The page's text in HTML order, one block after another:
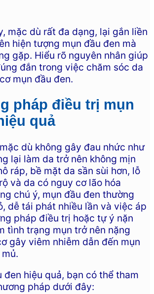
mặc dù rất đa dạng, lại gắn liền
hiện tượng mụn đầu đen mà
gặp. Hiểu rõ nguyên nhân giúp
đắn trong việc chăm sóc da
mụn đầu đen.
pháp điều trị mụn
quả
dù không gây đau nhức như
lại làm da trở nên không mịn
ráp, bề mặt da sần sùi hơn, lỗ
và da có nguy cơ lão hóa
chú ý, mụn đầu đen thường
dễ tái phát nhiều lần và việc áp
pháp điều trị hoặc tự ý nặn
tình trạng mụn trở nên nặng
gây viêm nhiễm dẫn đến mụn
hiệu quả, bạn có thể tham
pháp dưới đây: